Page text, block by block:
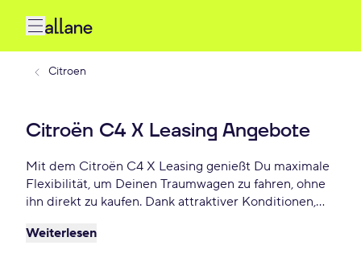
Citroen
Citroën C4 X Leasing Angebote
Mit dem Citroën C4 X Leasing genießt Du maximale
Flexibilität, um Deinen Traumwagen zu fahren, ohne
ihn direkt zu kaufen. Dank attraktiver Konditionen,
Raten bietet Citroën C4 X Leasing eine praktische
Weiterlesen